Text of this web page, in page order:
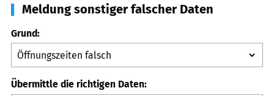
Meldung sonstiger falscher Daten
Grund:
Übermittle die richtigen Daten: